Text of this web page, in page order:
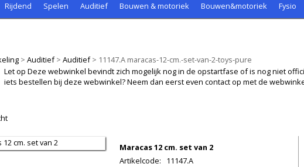
Rijdend Spelen Auditief Bouwen & motoriek Bouwen&motoriek Fysio
> Auditief> Auditief> 11147.A maracas-12-cm.-set-van-2-toys-pure
Let op Deze webwinkel bevindt zich mogelijk nog in de opstartfase of is nog niet
iets bestellen bij deze webwinkel? Neem dan eerst even contact op met de
Maracas 12 cm. set van 2
Artikelcode: 11147.A